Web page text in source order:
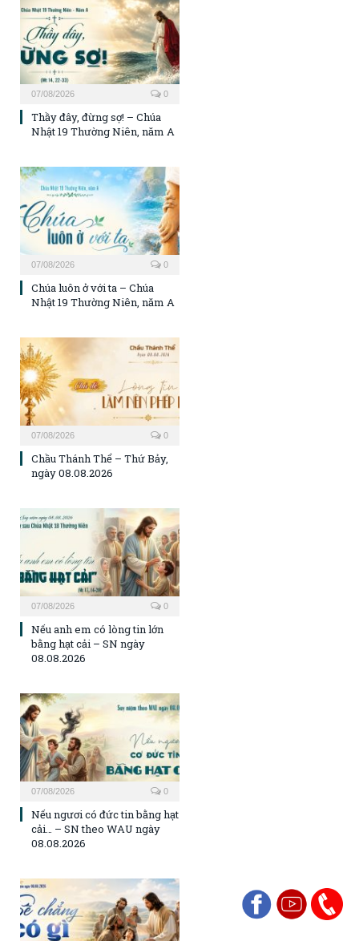
07/08/2026 0
Thầy đây, đừng sợ! – Chúa
Nhật 19 Thường Niên, năm A
07/08/2026 0
Chúa luôn ở với ta – Chúa
Nhật 19 Thường Niên, năm A
07/08/2026 0
Chầu Thánh Thể – Thứ Bảy,
ngày 08.08.2026
07/08/2026 0
Nếu anh em có lòng tin lớn
bằng hạt cải – SN ngày
08.08.2026
07/08/2026 0
Nếu ngươi có đức tin bằng hạt
cải… – SN theo WAU ngày
08.08.2026